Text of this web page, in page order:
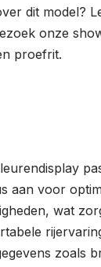
dit model?
onze
proefrit.
aan voor
wat
zoals